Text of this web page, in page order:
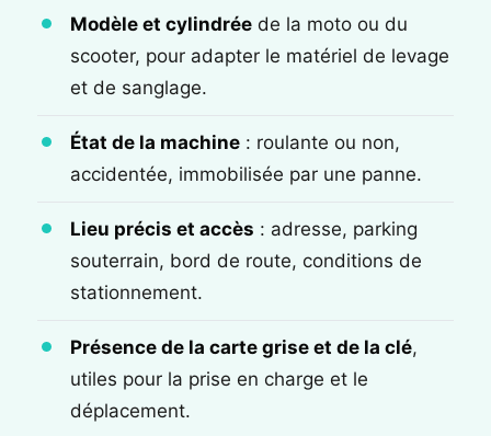
Modèle et cylindrée de la moto ou du
scooter, pour adapter le matériel de levage
et de sanglage.
État de la machine : roulante ou non,
accidentée, immobilisée par une panne.
Lieu précis et accès : adresse, parking
souterrain, bord de route, conditions de
stationnement.
Présence de la carte grise et de la clé,
utiles pour la prise en charge et le
déplacement.